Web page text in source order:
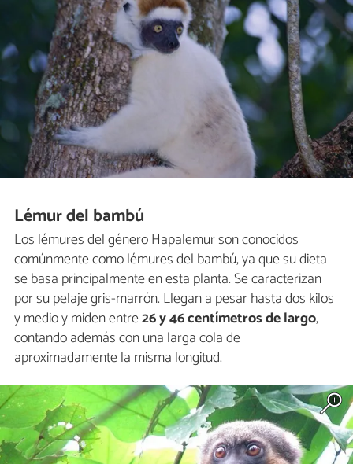
Lémur del bambú
Los lémures del género Hapalemur son conocidos
comúnmente como lémures del bambú, ya que su dieta
se basa principalmente en esta planta. Se caracterizan
por su pelaje gris-marrón. Llegan a pesar hasta dos kilos
y medio y miden entre26 y 46 centímetros de largo,
contando además con una larga cola de
aproximadamente la misma longitud.